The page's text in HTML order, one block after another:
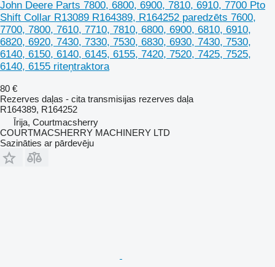
John Deere Parts 7800, 6800, 6900, 7810, 6910, 7700 Pto
Shift Collar R13089 R164389, R164252 paredzēts 7600,
7700, 7800, 7610, 7710, 7810, 6800, 6900, 6810, 6910,
6820, 6920, 7430, 7330, 7530, 6830, 6930, 7430, 7530,
6140, 6150, 6140, 6145, 6155, 7420, 7520, 7425, 7525,
6140, 6155 riteņtraktora
80 €
Rezerves daļas - cita transmisijas rezerves daļa
R164389, R164252
Īrija, Courtmacsherry
COURTMACSHERRY MACHINERY LTD
Sazināties ar pārdevēju